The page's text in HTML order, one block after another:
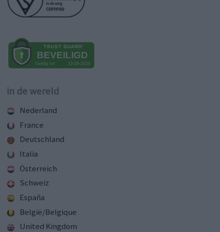
in de wereld
Nederland
France
Deutschland
Italia
Österreich
Schweiz
España
België/Belgique
United Kingdom